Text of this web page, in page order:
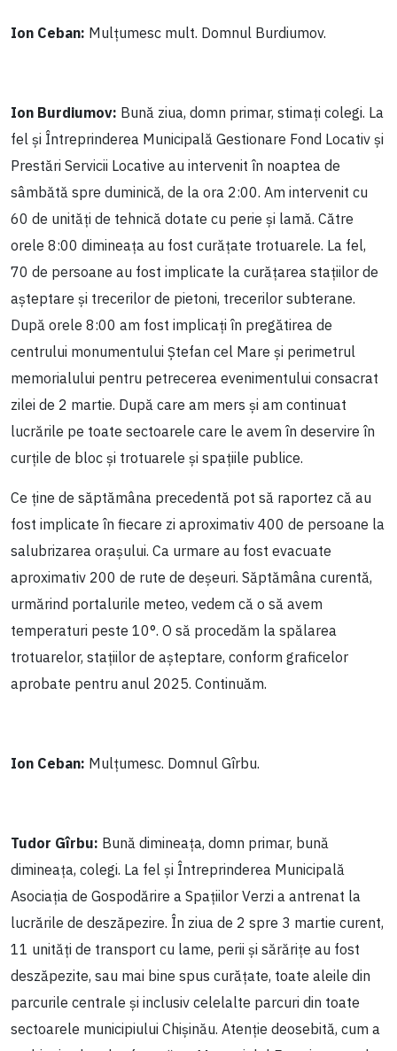
Ion Ceban: Mulțumesc mult. Domnul Burdiumov.
Ion Burdiumov: Bună ziua, domn primar, stimați colegi. La
fel și Întreprinderea Municipală Gestionare Fond Locativ și
Prestări Servicii Locative au intervenit în noaptea de
sâmbătă spre duminică, de la ora 2:00. Am intervenit cu
60 de unități de tehnică dotate cu perie și lamă. Către
orele 8:00 dimineața au fost curățate trotuarele. La fel,
70 de persoane au fost implicate la curățarea stațiilor de
așteptare și trecerilor de pietoni, trecerilor subterane.
După orele 8:00 am fost implicați în pregătirea de
centrului monumentului Ștefan cel Mare și perimetrul
memorialului pentru petrecerea evenimentului consacrat
zilei de 2 martie. După care am mers și am continuat
lucrările pe toate sectoarele care le avem în deservire în
curțile de bloc și trotuarele și spațiile publice.
Ce ține de săptămâna precedentă pot să raportez că au
fost implicate în fiecare zi aproximativ 400 de persoane la
salubrizarea orașului. Ca urmare au fost evacuate
aproximativ 200 de rute de deșeuri. Săptămâna curentă,
urmărind portalurile meteo, vedem că o să avem
temperaturi peste 10°. O să procedăm la spălarea
trotuarelor, stațiilor de așteptare, conform graficelor
aprobate pentru anul 2025. Continuăm.
Ion Ceban: Mulțumesc. Domnul Gîrbu.
Tudor Gîrbu: Bună dimineața, domn primar, bună
dimineața, colegi. La fel și Întreprinderea Municipală
Asociația de Gospodărire a Spațiilor Verzi a antrenat la
lucrările de deszăpezire. În ziua de 2 spre 3 martie curent,
11 unități de transport cu lame, perii și sărărițe au fost
deszăpezite, sau mai bine spus curățate, toate aleile din
parcurile centrale și inclusiv celelalte parcuri din toate
sectoarele municipiului Chișinău. Atenție deosebită, cum a